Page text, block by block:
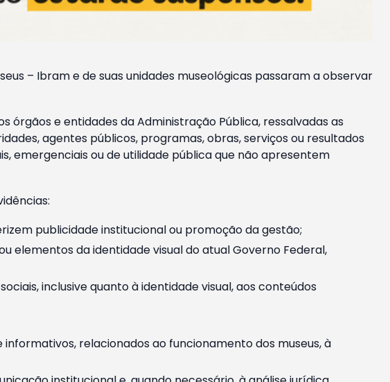
– Ibram e de suas unidades museológicas passaram a observar
órgãos e entidades da Administração Pública, ressalvadas as
agentes públicos, programas, obras, serviços ou resultados
emergenciais ou de utilidade pública que não apresentem
publicidade institucional ou promoção da gestão;
elementos da identidade visual do atual Governo Federal,
inclusive quanto à identidade visual, aos conteúdos
relacionados ao funcionamento dos museus, à